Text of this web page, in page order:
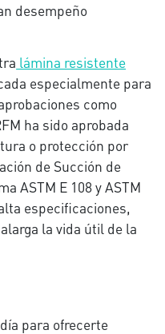
desempeño
lámina resistente
especialmente para
como
ha sido aprobada
o protección por
de Succión de
ASTM E 108 y ASTM
especificaciones,
la vida útil de la
para ofrecerte